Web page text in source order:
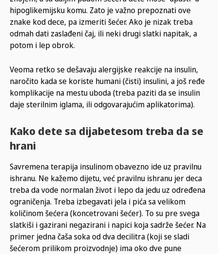
hipoglikemijsku komu. Zato je važno prepoznati ove
znake kod dece, pa izmeriti šećer. Ako je nizak treba
odmah dati zaslađeni čaj, ili neki drugi slatki napitak, a
potom i lep obrok.
Veoma retko se dešavaju alergijske reakcije na insulin,
naročito kada se koriste humani (čisti) insulini, a još ređe
komplikacije na mestu uboda (treba paziti da se insulin
daje sterilnim iglama, ili odgovarajućim aplikatorima).
Kako dete sa dijabetesom treba da se
hrani
Savremena terapija insulinom obavezno ide uz pravilnu
ishranu. Ne kažemo dijetu, već pravilnu ishranu jer deca
treba da vode normalan život i lepo da jedu uz određena
ograničenja. Treba izbegavati jela i pića sa velikom
količinom šećera (koncetrovani šećer). To su pre svega
slatkiši i gazirani negazirani i napici koja sadrže šećer. Na
primer jedna čaša soka od dva decilitra (koji se sladi
šećerom prilikom proizvodnje) ima oko dve pune